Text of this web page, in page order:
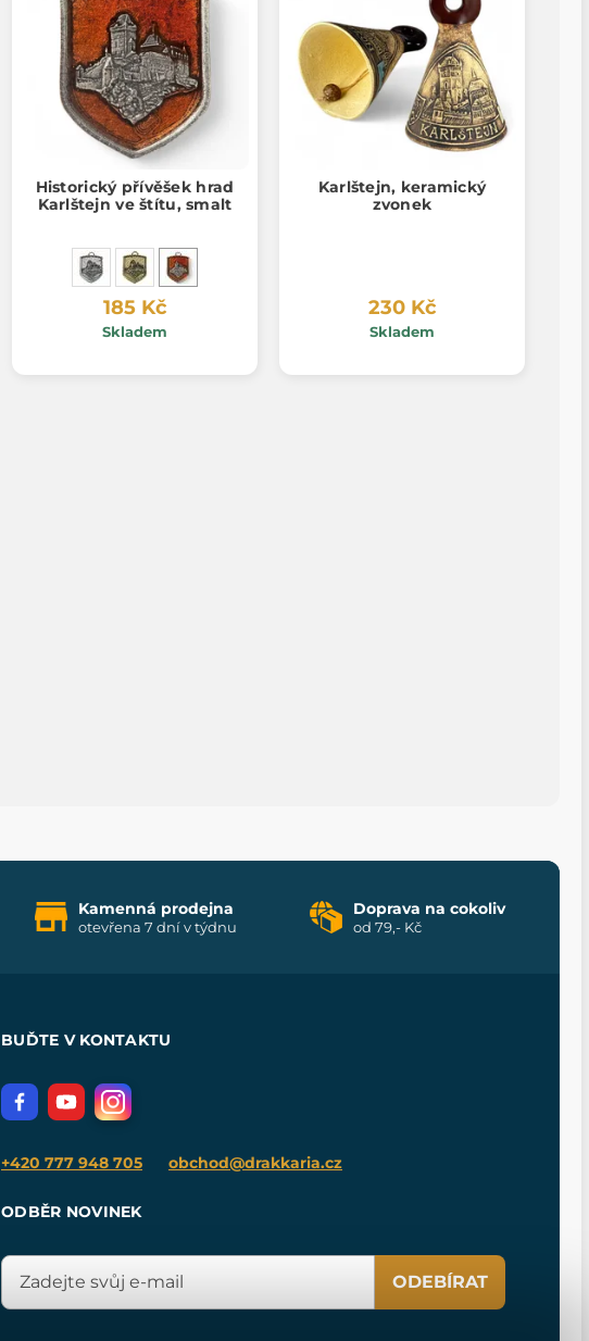
Historický přívěšek hrad
Karlštejn ve štítu, smalt
185 Kč
Skladem
Karlštejn, keramický
zvonek
230 Kč
Skladem
Kamenná prodejna
otevřena 7 dní v týdnu
Doprava na cokoliv
od 79,- Kč
BUĎTE V KONTAKTU
+420 777 948 705 obchod@drakkaria.cz
ODBĚR NOVINEK
ODEBÍRAT